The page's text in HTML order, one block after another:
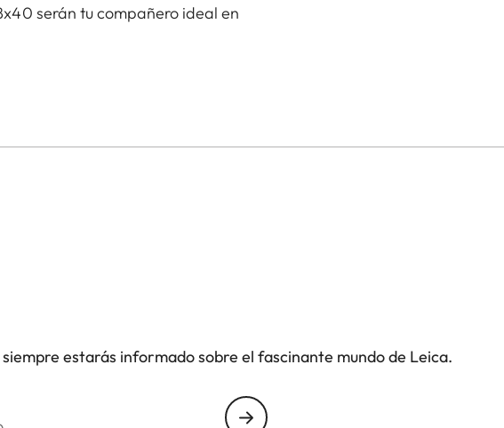
serán tu compañero ideal en
detalle, mucho más allá de lo que
brillo y gran contraste. Gracias a su
de una forma cómoda y relajada,
estarás informado sobre el fascinante mundo de Leica.